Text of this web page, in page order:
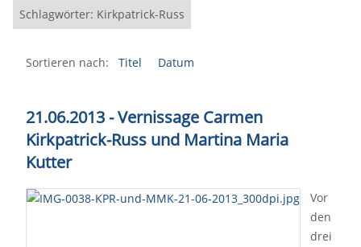
Schlagwörter: Kirkpatrick-Russ
Sortieren nach: Titel Datum
21.06.2013 - Vernissage Carmen
Kirkpatrick-Russ und Martina Maria
Kutter
Vor
den
drei